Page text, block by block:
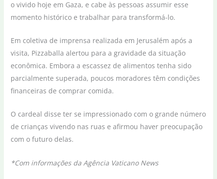
o vivido hoje em Gaza, e cabe às pessoas assumir esse
momento histórico e trabalhar para transformá-lo.
Em coletiva de imprensa realizada em Jerusalém após a
visita, Pizzaballa alertou para a gravidade da situação
econômica. Embora a escassez de alimentos tenha sido
parcialmente superada, poucos moradores têm condições
financeiras de comprar comida.
O cardeal disse ter se impressionado com o grande número
de crianças vivendo nas ruas e afirmou haver preocupação
com o futuro delas.
*Com informações da Agência Vaticano News